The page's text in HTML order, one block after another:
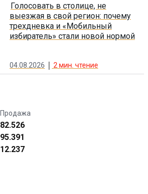
Голосовать в столице, не
выезжая в свой регион: почему
трехдневка и «Мобильный
избиратель» стали новой нормой
04.08.2026 2мин. чтение
Продажа
82.526
95.391
12.237